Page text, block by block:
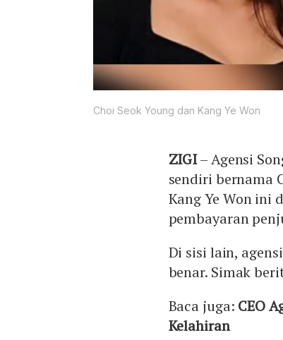
Choi Seok Young dan Kang Ye Won
ZIGI– Agensi
sendiri bernama
Kang Ye Won ini
pembayaran
Di sisi lain,
benar. Simak
Baca juga: CEO
Kelahiran